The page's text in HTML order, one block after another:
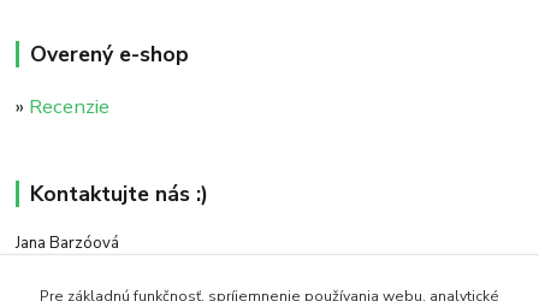
Overený e-shop
» Recenzie
Kontaktujte nás :)
Jana Barzóová
(PO - PIA, 8:00 - 18:00)
Pre základnú funkčnosť, spríjemnenie používania webu, analytické